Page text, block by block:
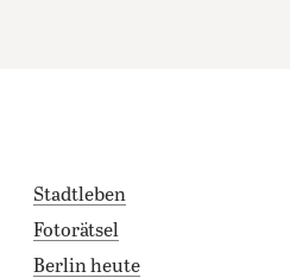
Stadtleben
Fotorätsel
Berlin heute